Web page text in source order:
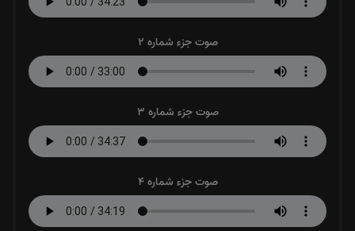
صوت جزء شماره 2
صوت جزء شماره 3
صوت جزء شماره 4